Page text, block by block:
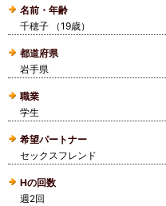
名前・年齢
千穂子 （19歳）
都道府県
岩手県
職業
学生
希望パートナー
セックスフレンド
Hの回数
週2回